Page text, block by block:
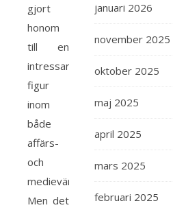
gjort
honom
till en
intressant
figur
inom
både
affärs-
och
medievärlden.
Men det
januari 2026
november 2025
oktober 2025
maj 2025
april 2025
mars 2025
februari 2025